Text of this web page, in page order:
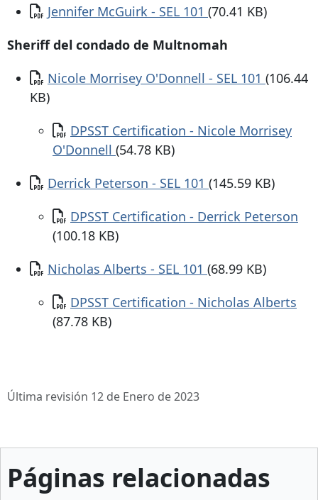
Documento
Jennifer McGuirk - SEL 101 (70.41 KB)
Sheriff del condado de Multnomah
Documento
Nicole Morrisey O'Donnell - SEL 101 (106.44
KB)
Documento
DPSST Certification - Nicole Morrisey
O'Donnell (54.78 KB)
Documento
Derrick Peterson - SEL 101 (145.59 KB)
Documento
DPSST Certification - Derrick Peterson
(100.18 KB)
Documento
Nicholas Alberts - SEL 101 (68.99 KB)
Documento
DPSST Certification - Nicholas Alberts
(87.78 KB)
Última revisión 12 de Enero de 2023
Páginas relacionadas